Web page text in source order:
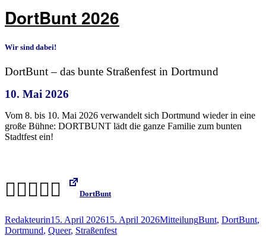
DortBunt 2026
Wir sind dabei!
DortBunt – das bunte Straßenfest in Dortmund
10. Mai 2026
Vom 8. bis 10. Mai 2026 verwandelt sich Dortmund wieder in eine
große Bühne: DORTBUNT lädt die ganze Familie zum bunten
Stadtfest ein!
🧑🏾‍❤️‍🧑🏻 DortBunt
Autor
RedakteurinVeröffentlicht
am
15. April 202615. April 2026Kategorien
MitteilungSchlagwörter
Bunt, DortBunt,
Dortmund, Queer, Straßenfest